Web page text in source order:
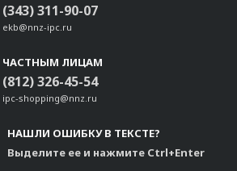
(343) 311-90-07
ekb@nnz-ipc.ru
ЧАСТНЫМ ЛИЦАМ
(812) 326-45-54
ipc-shopping@nnz.ru
НАШЛИ ОШИБКУ В ТЕКСТЕ?
Выделите ее и нажмите Ctrl+Enter